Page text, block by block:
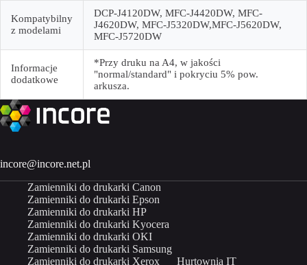
Kompatybilny
z modelami
DCP-J4120DW, MFC-J4420DW, MFC-
J4620DW, MFC-J5320DW,MFC-J5620DW,
MFC-J5720DW
Informacje
dodatkowe
*Przy druku na A4, w jakości
"normal/standard" i pokryciu 5% pow.
arkusza.
incore@incore.net.pl
Zamienniki do drukarki Canon
Zamienniki do drukarki Epson
Zamienniki do drukarki HP
Zamienniki do drukarki Kyocera
Zamienniki do drukarki OKI
Zamienniki do drukarki Samsung
Zamienniki do drukarki Xerox
Hurtownia IT